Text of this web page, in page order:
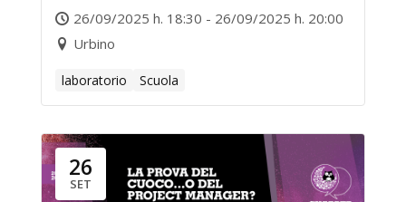
26/09/2025 h. 18:30 - 26/09/2025 h. 20:00
Urbino
laboratorio Scuola
26
SET